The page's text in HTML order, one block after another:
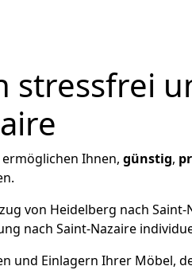
stressfrei
Ihnen, günstig,
von Heidelberg nach Saint-
nach Saint-Nazaire
und Einlagern Ihrer Möbel,